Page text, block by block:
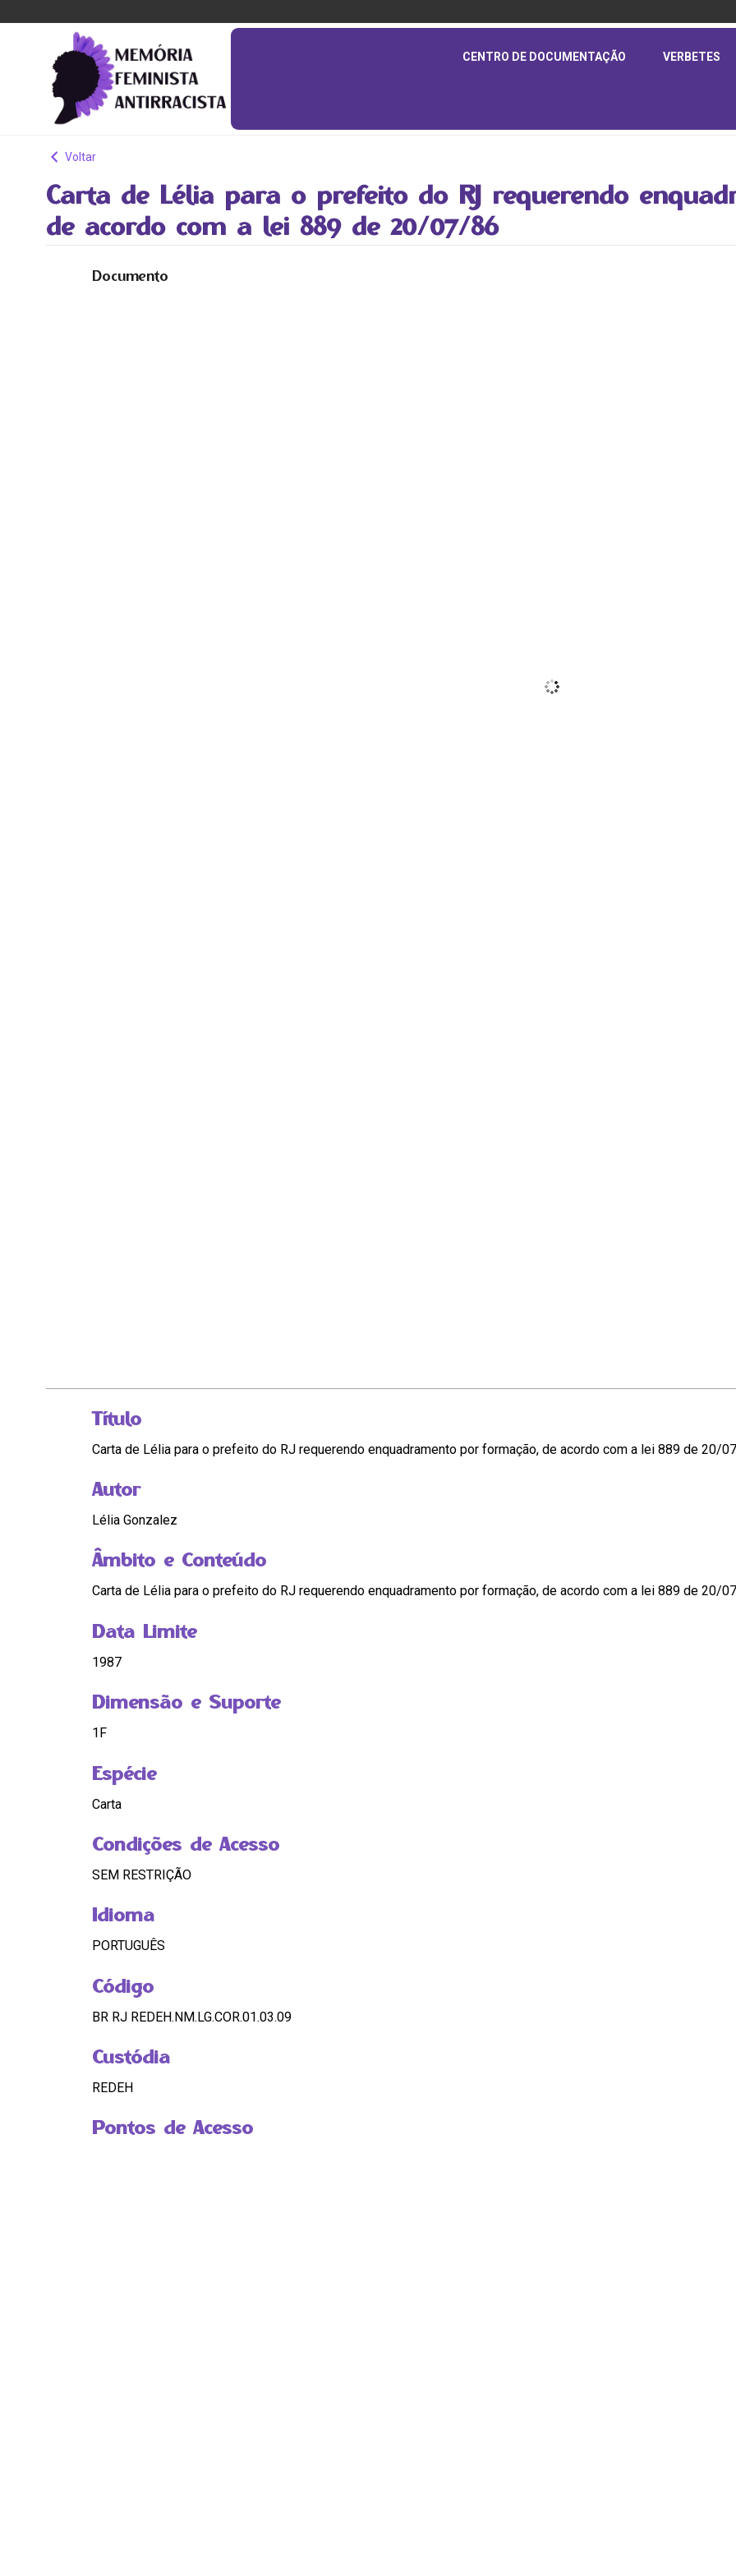
CENTRO DE DOCUMENTAÇÃO VERBETES
Voltar
Carta de Lélia para o prefeito do RJ requerendo
de acordo com a lei 889 de 20/07/86
Documento
Título
Carta de Lélia para o prefeito do RJ requerendo enquadramento por formação, de acordo com a lei 889 de 20/
Autor
Lélia Gonzalez
Âmbito e Conteúdo
Carta de Lélia para o prefeito do RJ requerendo enquadramento por formação, de acordo com a lei 889 de 20/
Data Limite
1987
Dimensão e Suporte
1F
Espécie
Carta
Condições de Acesso
SEM RESTRIÇÃO
Idioma
PORTUGUÊS
Código
BR RJ REDEH.NM.LG.COR.01.03.09
Custódia
REDEH
Pontos de Acesso